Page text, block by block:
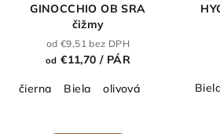
GINOCCHIO OB SRA
čižmy
od €9,51 bez DPH
od €11,70 / PÁR
čierna Biela olivová